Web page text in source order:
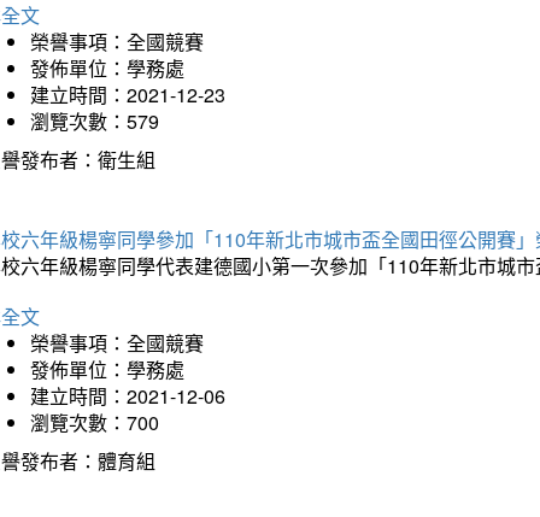
文
榮譽事項：全國競賽
發佈單位：學務處
建立時間：2021-12-23
瀏覽次數：579
發布者：衛生組
六年級楊寧同學參加「110年新北市城市盃全國田徑公開賽
六年級楊寧同學代表建德國小第一次參加「110年新北市城
文
榮譽事項：全國競賽
發佈單位：學務處
建立時間：2021-12-06
瀏覽次數：700
發布者：體育組